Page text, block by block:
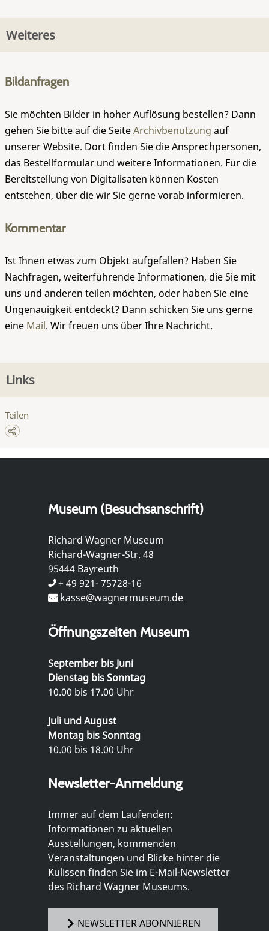
Weiteres
Bildanfragen
Sie möchten Bilder in hoher Auflösung bestellen? Dann
gehen Sie bitte auf die SeiteArchivbenutzung auf
unserer Website. Dort finden Sie die Ansprechpersonen,
das Bestellformular und weitere Informationen. Für die
Bereitstellung von Digitalisaten können Kosten
entstehen, über die wir Sie gerne vorab informieren.
Kommentar
Ist Ihnen etwas zum Objekt aufgefallen? Haben Sie
Nachfragen, weiterführende Informationen, die Sie mit
uns und anderen teilen möchten, oder haben Sie eine
Ungenauigkeit entdeckt? Dann schicken Sie uns gerne
eine Mail. Wir freuen uns über Ihre Nachricht.
Links
Teilen
Museum (Besuchsanschrift)
Richard Wagner Museum
Richard-Wagner-Str. 48
95444 Bayreuth
+ 49 921- 75728-16
kasse@wagnermuseum.de
Öffnungszeiten Museum
September bis Juni
Dienstag bis Sonntag
10.00 bis 17.00 Uhr
Juli und August
Montag bis Sonntag
10.00 bis 18.00 Uhr
Newsletter-Anmeldung
Immer auf dem Laufenden:
Informationen zu aktuellen
Ausstellungen, kommenden
Veranstaltungen und Blicke hinter die
Kulissen finden Sie im E-Mail-Newsletter
des Richard Wagner Museums.
NEWSLETTER ABONNIEREN